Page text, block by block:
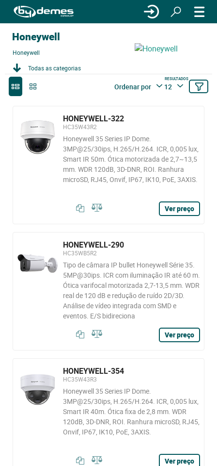
Honeywell
Honeywell
Todas as categorias
Ordenar por
RESULTADOS
12
HONEYWELL-322
HC35W43R2
Honeywell 35 Series IP Dome.
3MP@25/30ips, H.265/H.264. ICR, 0,005 lux,
Smart IR 50m. Ótica motorizada de 2,7~13,5
mm. WDR 120dB, 3D-DNR, ROI. Ranhura
microSD, RJ45, Onvif, IP67, IK10, PoE, 3AXIS.
Ver preço
HONEYWELL-290
HC35WB5R2
Tipo de câmara IP bullet Honeywell Série 35.
5MP@30ips. ICR com iluminação IR até 60 m.
Ótica varifocal motorizada 2,7-13,5 mm. WDR
real de 120 dB e redução de ruído 2D/3D.
Análise de vídeo integrada com SMD e
eventos. E/S bidireciona
Ver preço
HONEYWELL-354
HC35W43R3
Honeywell 35 Series IP Dome.
3MP@25/30ips, H.265/H.264. ICR, 0,005 lux,
Smart IR 40m. Ótica fixa de 2,8 mm. WDR
120dB, 3D-DNR, ROI. Ranhura microSD, RJ45,
Onvif, IP67, IK10, PoE, 3AXIS.
Ver preço